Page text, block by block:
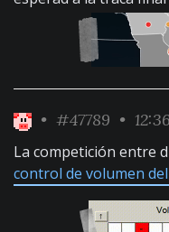
• #47789 •
La competición entre
control de volumen